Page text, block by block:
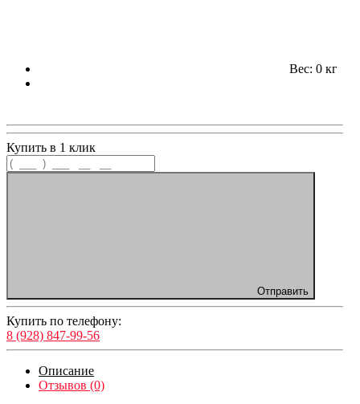
Вес: 0 кг
Купить в 1 клик
Отправить
Купить по телефону:
8 (928) 847-99-56
Описание
Отзывов (0)